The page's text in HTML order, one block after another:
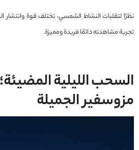
نظرًا لتقلبات النشاط الشمسي، تختلف قوة
تجربة مشاهدته دائمًا فريدة ومميزة.
السحب الليلية
مزوسفير الجميلة